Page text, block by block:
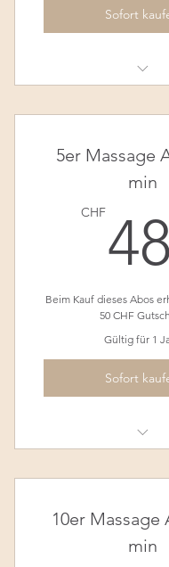
Sofort
Massage -
5er Massage
min
CHF
Beim Kauf dieses Abos
50 CHF
Gültig für 1
Sofort
Massage -
10er Massage
min